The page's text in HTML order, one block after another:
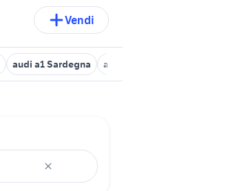
Vendi
audi a1 Sardegna auto audi audi a2 Sardegna